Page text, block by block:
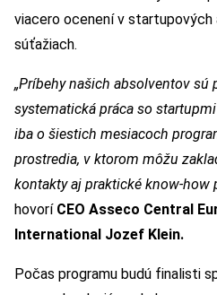
viacero ocenení v
súťažiach.
„Príbehy našich absolventov sú
systematická práca so
iba o šiestich mesiacoch
prostredia, v ktorom môžu
kontakty aj praktické know-how
hovorí CEO Asseco Central
International Jozef Klein.
Počas programu budú finalisti